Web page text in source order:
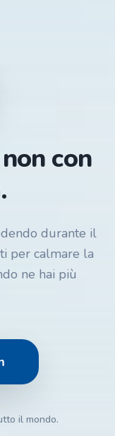
con
durante il
per calmare la
ne hai più
il mondo.